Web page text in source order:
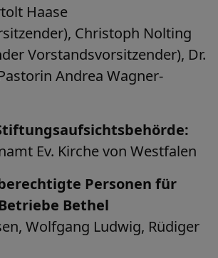
Haase
Christoph Nolting
Vorstandsvorsitzender), Dr.
Andrea Wagner-
Ev. Kirche von Westfalen
Personen für
Bethel
Wolfgang Ludwig, Rüdiger